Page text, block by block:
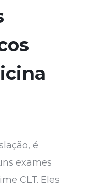
é
exames
CLT. Eles